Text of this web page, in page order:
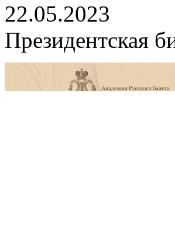
22.05.2023
Президентская